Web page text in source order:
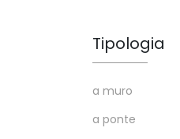
Tipologia
a muro
a ponte